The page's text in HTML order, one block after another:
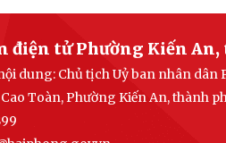
điện tử Phường Kiến
dung: Chủ tịch Uỷ ban nhân dân
Toàn, Phường Kiến An, thành